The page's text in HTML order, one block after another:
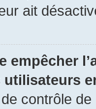
ait
empêcher
utilisateurs
contrôle